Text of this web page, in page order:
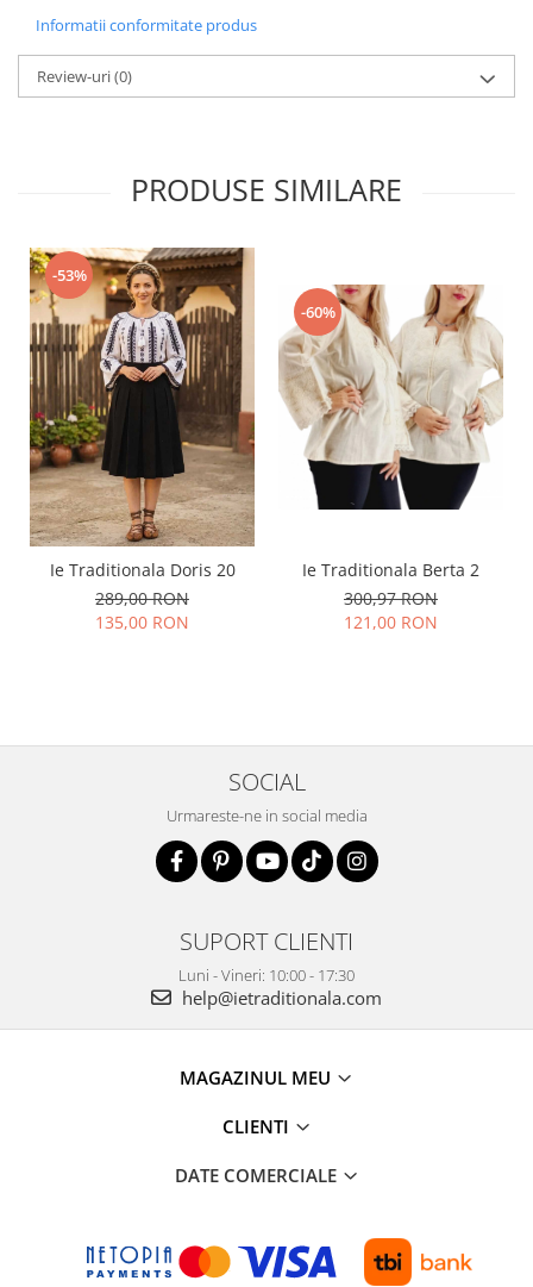
Informatii conformitate produs
Review-uri(0)
PRODUSE SIMILARE
-53%
Ie Traditionala Doris 20
289,00 RON
135,00 RON
-60%
Ie Traditionala Berta 2
300,97 RON
121,00 RON
SOCIAL
Urmareste-ne in social media
SUPORT CLIENTI
Luni - Vineri: 10:00 - 17:30
help@ietraditionala.com
MAGAZINUL MEU
CLIENTI
DATE COMERCIALE